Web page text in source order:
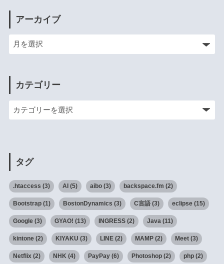
アーカイブ
カテゴリー
タグ
.htaccess (3) AI(5) aibo(3) backspace.fm (2)
Bootstrap(1) BostonDynamics (3) C言語(3) eclipse(15)
Google(3) GYAO! (13) INGRESS(2) Java (11)
kintone(2) KIYAKU (3) LINE(2) MAMP(2) Meet(3)
Netflix (2) NHK (4) PayPay(6) Photoshop(2) php(2)